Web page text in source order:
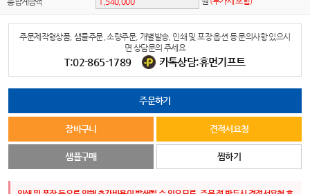
주문제작형상품, 샘플주문, 소량주문, 개별발송, 인쇄 및 포장 옵션 등 문의사항 있으시
면 상담문의 주세요
T:02-865-1789 카톡상담:휴먼기프트
주문하기
장바구니 견적서요청
샘플구매 찜하기